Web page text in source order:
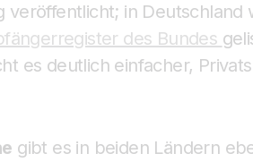
veröffentlicht; in Deutschland
des Bundes
es deutlich einfacher,
gibt es in beiden Ländern